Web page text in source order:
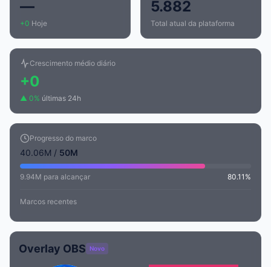
—
+0 Hoje
5.882
Total atual da plataforma
Crescimento médio diário
+0
▲ 0% últimas 24h
Progresso do marco
40.06M / 50M
9.94M para alcançar 80.11%
Marcos recentes
Overlay OBS Novo